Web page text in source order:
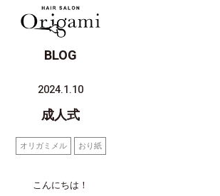
BLOG
2024.1.10
成人式
オリガミメル おり紙
こんにちは！